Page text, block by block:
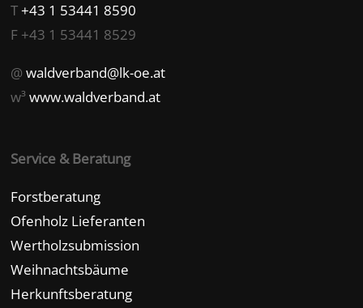
T+43 1 53441 8590
F +43 1 53441 8529
@waldverband@lk-oe.at
w³www.waldverband.at
Service & Beratung
Forstberatung
Ofenholz Lieferanten
Wertholzsubmission
Weihnachtsbäume
Herkunftsberatung